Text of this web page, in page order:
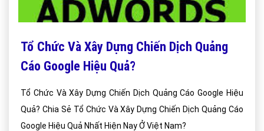
Tổ Chức Và Xây Dựng Chiến Dịch Quảng
Cáo Google Hiệu Quả?
Tổ Chức Và Xây Dựng Chiến Dịch Quảng Cáo Google Hiệu
Quả? Chia Sẻ Tổ Chức Và Xây Dựng Chiến Dịch Quảng Cáo
Google Hiệu Quả Nhất Hiện Nay Ở Việt Nam?